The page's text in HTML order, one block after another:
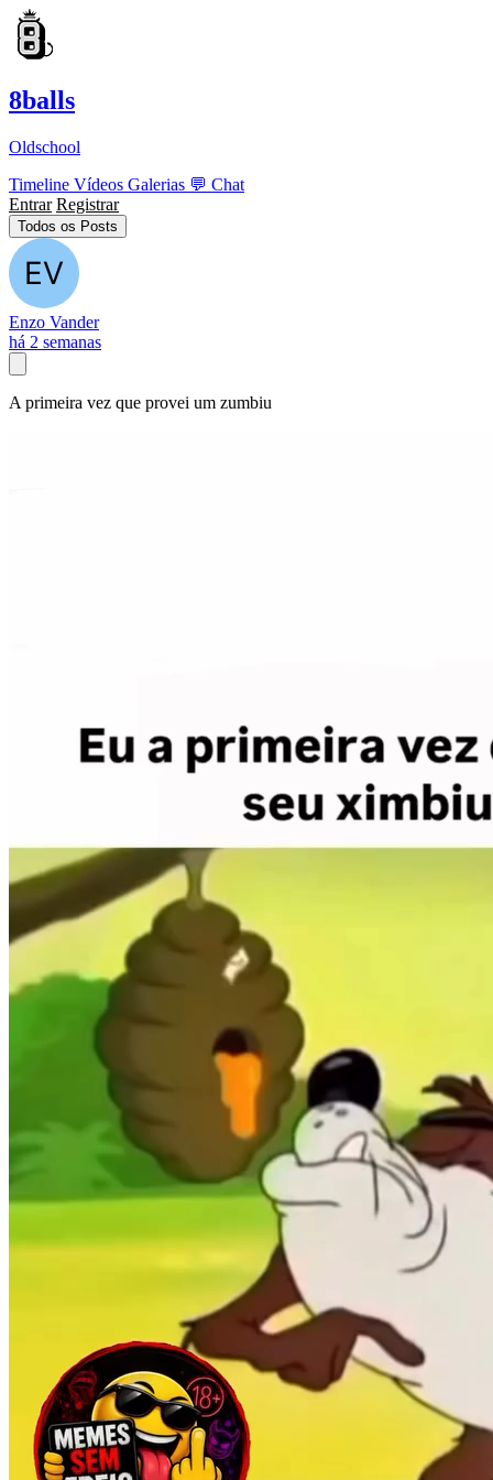
8balls
Oldschool
Timeline Vídeos Galerias 💬 Chat
Entrar Registrar
Todos os Posts
Enzo Vander
há 2 semanas
A primeira vez que provei um zumbiu